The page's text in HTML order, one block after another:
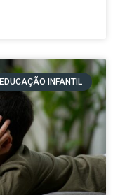
EDUCAÇÃO INFANTIL